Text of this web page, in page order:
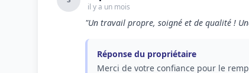
il y a un mois
"Un travail propre, soigné et de qualité !
Réponse du propriétaire
Merci de votre confiance pour le